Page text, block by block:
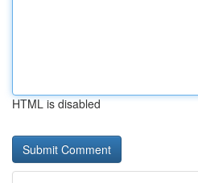
HTML is disabled